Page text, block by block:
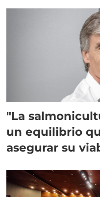
"La
un equilibrio
asegurar su